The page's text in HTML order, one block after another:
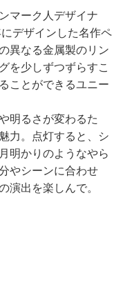
マーク人デザイナ
デザインした名作ペ
異なる金属製のリン
を少しずつずらすこ
ことができるユニー
明るさが変わるた
力。点灯すると、シ
明かりのようなやら
やシーンに合わせ
演出を楽しんで。